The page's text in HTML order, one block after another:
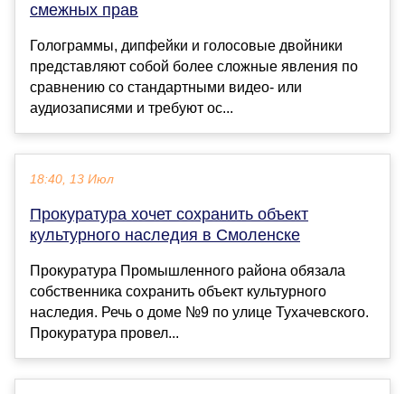
смежных прав
Голограммы, дипфейки и голосовые двойники
представляют собой более сложные явления по
сравнению со стандартными видео- или
аудиозаписями и требуют ос...
18:40, 13 Июл
Прокуратура хочет сохранить объект
культурного наследия в Смоленске
Прокуратура Промышленного района обязала
собственника сохранить объект культурного
наследия. Речь о доме №9 по улице Тухачевского.
Прокуратура провел...